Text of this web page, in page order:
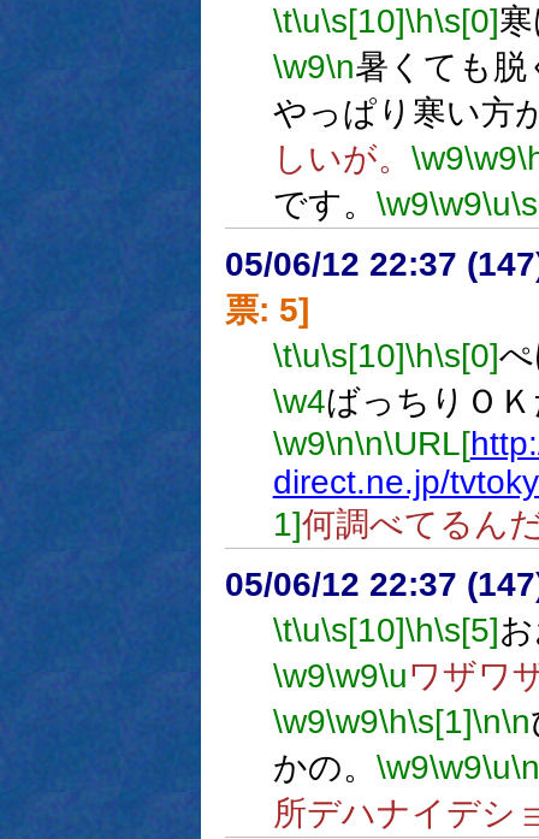
\t\u\s[10]\h\s[0]
\w9\n暑くても脱
やっぱり寒い方
しいが。 \w9\w9
です。 \w9\w9\u
05/06/12 22:37
票: 5]
\t\u\s[10]\h\s[0]
\w4ばっちりＯ
\w9\n\n\URL[
direct.ne.jp/
1]何調べてるん
05/06/12 22:37
\t\u\s[10]\h\s[5]
\w9\w9\uワザワ
\w9\w9\h\s[1]\n\n
かの。 \w9\w9\u\n
所デハナイデシ